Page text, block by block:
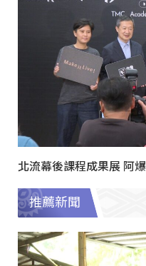
北流幕後課程成果展 阿
推薦新聞